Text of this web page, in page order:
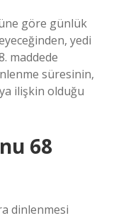
göre günlük
yedi
maddede
süresinin,
ilişkin olduğu
68
dinlenmesi